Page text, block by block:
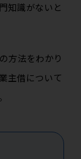
知識がないと
方法をわかり
主借について